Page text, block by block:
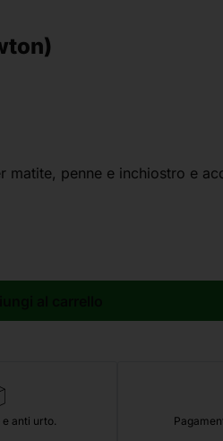
matite, penne e inchiostro e
anti urto.